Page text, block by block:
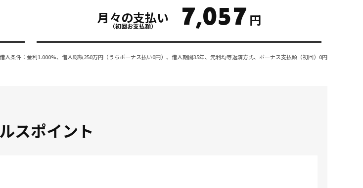
月々の支払い
（初回お支払額） 7,057 円
入条件：金利1.000%、借入総額250万円（うちボーナス払い0円）、借入期間35年、元利均等返済方式、ボーナス支払額（初回）0円
スポイント